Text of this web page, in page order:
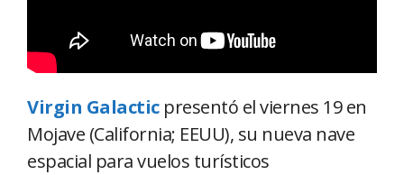
Virgin Galacticpresentó el viernes 19 en
Mojave (California; EEUU), su nueva nave
espacial para vuelos turísticos